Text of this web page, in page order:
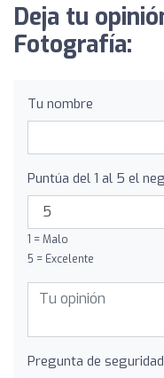
Deja tu
Fotografía:
Tu nombre
Puntúa del 1 al 5 el
1 = Malo
5 = Excelente
Pregunta de